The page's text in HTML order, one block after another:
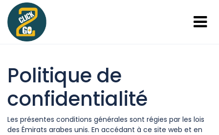
Politique de
confidentialité
Les présentes conditions générales sont régies par les lois
des Émirats arabes unis. En accédant à ce site web et en